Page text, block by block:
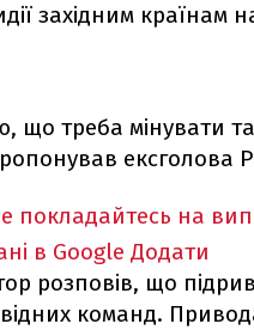
західним країнам
що треба мінувати
ексголова
покладайтесь на
в Google Додати
розповів, що
команд.